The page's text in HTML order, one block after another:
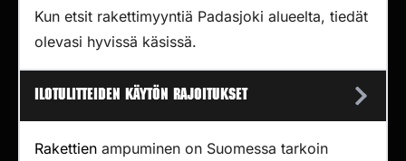
Kun etsit rakettimyyntiä Padasjoki alueelta, tiedät
olevasi hyvissä käsissä.
Ilotulitteiden käytön rajoitukset
Rakettien ampuminen on Suomessa tarkoin